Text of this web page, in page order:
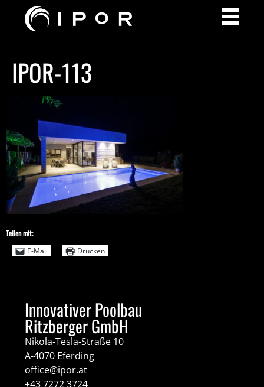
IPOR-113
Teilen mit:
E-Mail
Drucken
Innovativer Poolbau
Ritzberger GmbH
Nikola-Tesla-Straße 10
A-4070 Eferding
office@ipor.at
+43 7272 3724